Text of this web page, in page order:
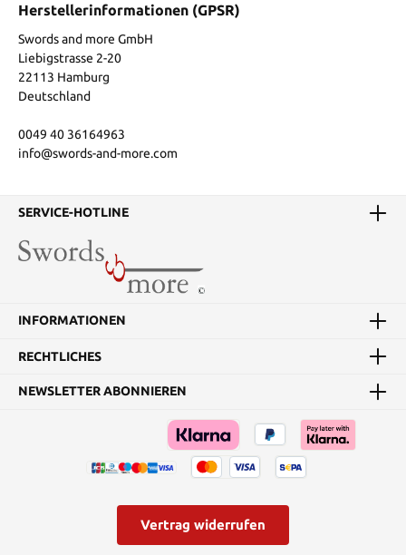
Herstellerinformationen (GPSR)
Swords and more GmbH
Liebigstrasse 2-20
22113 Hamburg
Deutschland
0049 40 36164963
info@swords-and-more.com
SERVICE-HOTLINE
INFORMATIONEN
RECHTLICHES
NEWSLETTER ABONNIEREN
Vertrag widerrufen